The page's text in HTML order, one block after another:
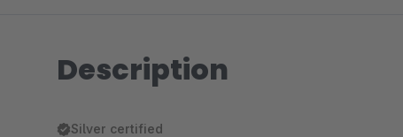
Description
Silver certified